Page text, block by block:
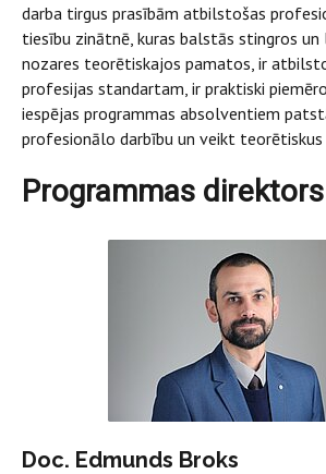
darba tirgus prasībām atbilstošas
tiesību zinātnē, kuras balstās stingros
nozares teorētiskajos pamatos, ir
profesijas standartam, ir praktiski
iespējas programmas absolventiem
profesionālo darbību un veikt
Programmas direktors
Doc. Edmunds Broks